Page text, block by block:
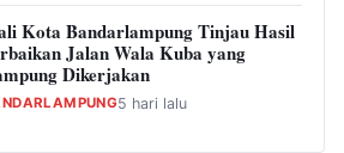
Kota Bandarlampung Tinjau Hasil
Jalan Wala Kuba yang
Dikerjakan
5 hari lalu